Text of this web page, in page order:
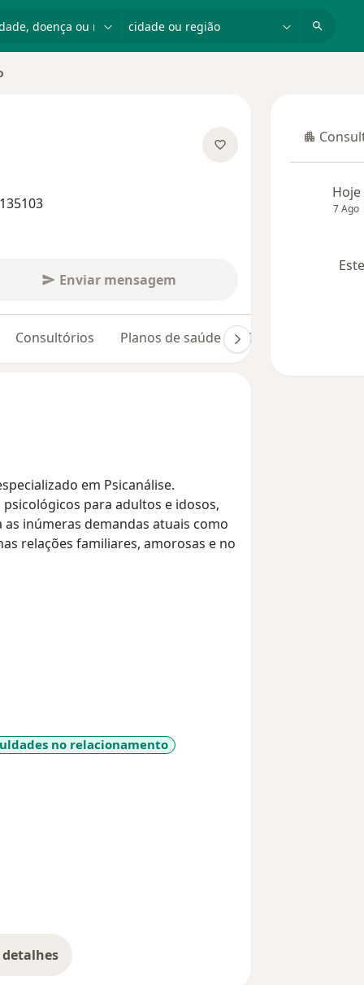
Enviar mensagem
Consultórios Planos de saúde Opiniões (3)
em Psicanálise.
para adultos e idosos,
inúmeras demandas atuais como
relações familiares, amorosas e no
no relacionamento
a experiência
Hoje
7 Ago